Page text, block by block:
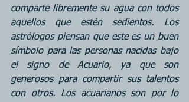
comparte libremente su agua con todos
aquellos que estén sedientos. Los
astrólogos piensan que este es un buen
símbolo para las personas nacidas bajo
el signo de Acuario, ya que son
generosos para compartir sus talentos
con otros. Los acuarianos son por lo